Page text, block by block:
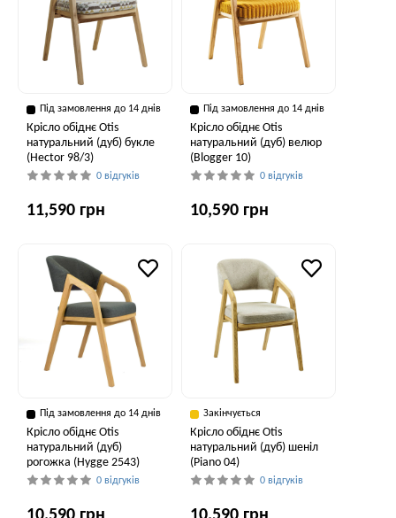
Під замовлення до 14 днів
Крісло обіднє Otis
натуральний (дуб) букле
(Hector 98/3)
0 відгуків
11,590 грн
Під замовлення до 14 днів
Крісло обіднє Otis
натуральний (дуб) велюр
(Blogger 10)
0 відгуків
10,590 грн
Під замовлення до 14 днів
Крісло обіднє Otis
натуральний (дуб)
рогожка (Hygge 2543)
0 відгуків
Закінчується
Крісло обіднє Otis
натуральний (дуб) шеніл
(Piano 04)
0 відгуків